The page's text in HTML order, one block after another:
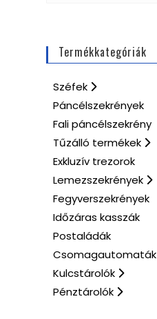
Termékkategóriák
Széfek
Páncélszekrények
Fali páncélszekrény
Tűzálló termékek
Exkluzív trezorok
Lemezszekrények
Fegyverszekrények
Időzáras kasszák
Postaládák
Csomagautomaták
Kulcstárolók
Pénztárolók